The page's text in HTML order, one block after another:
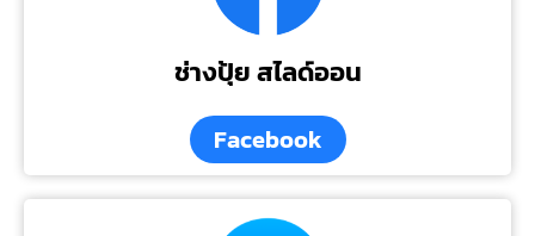
ช่างปุ้ย สไลด์ออน
Facebook